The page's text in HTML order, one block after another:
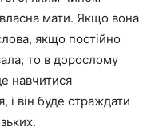
мати. Якщо вона
якщо постійно
то в дорослому
навчитися
і він буде страждати